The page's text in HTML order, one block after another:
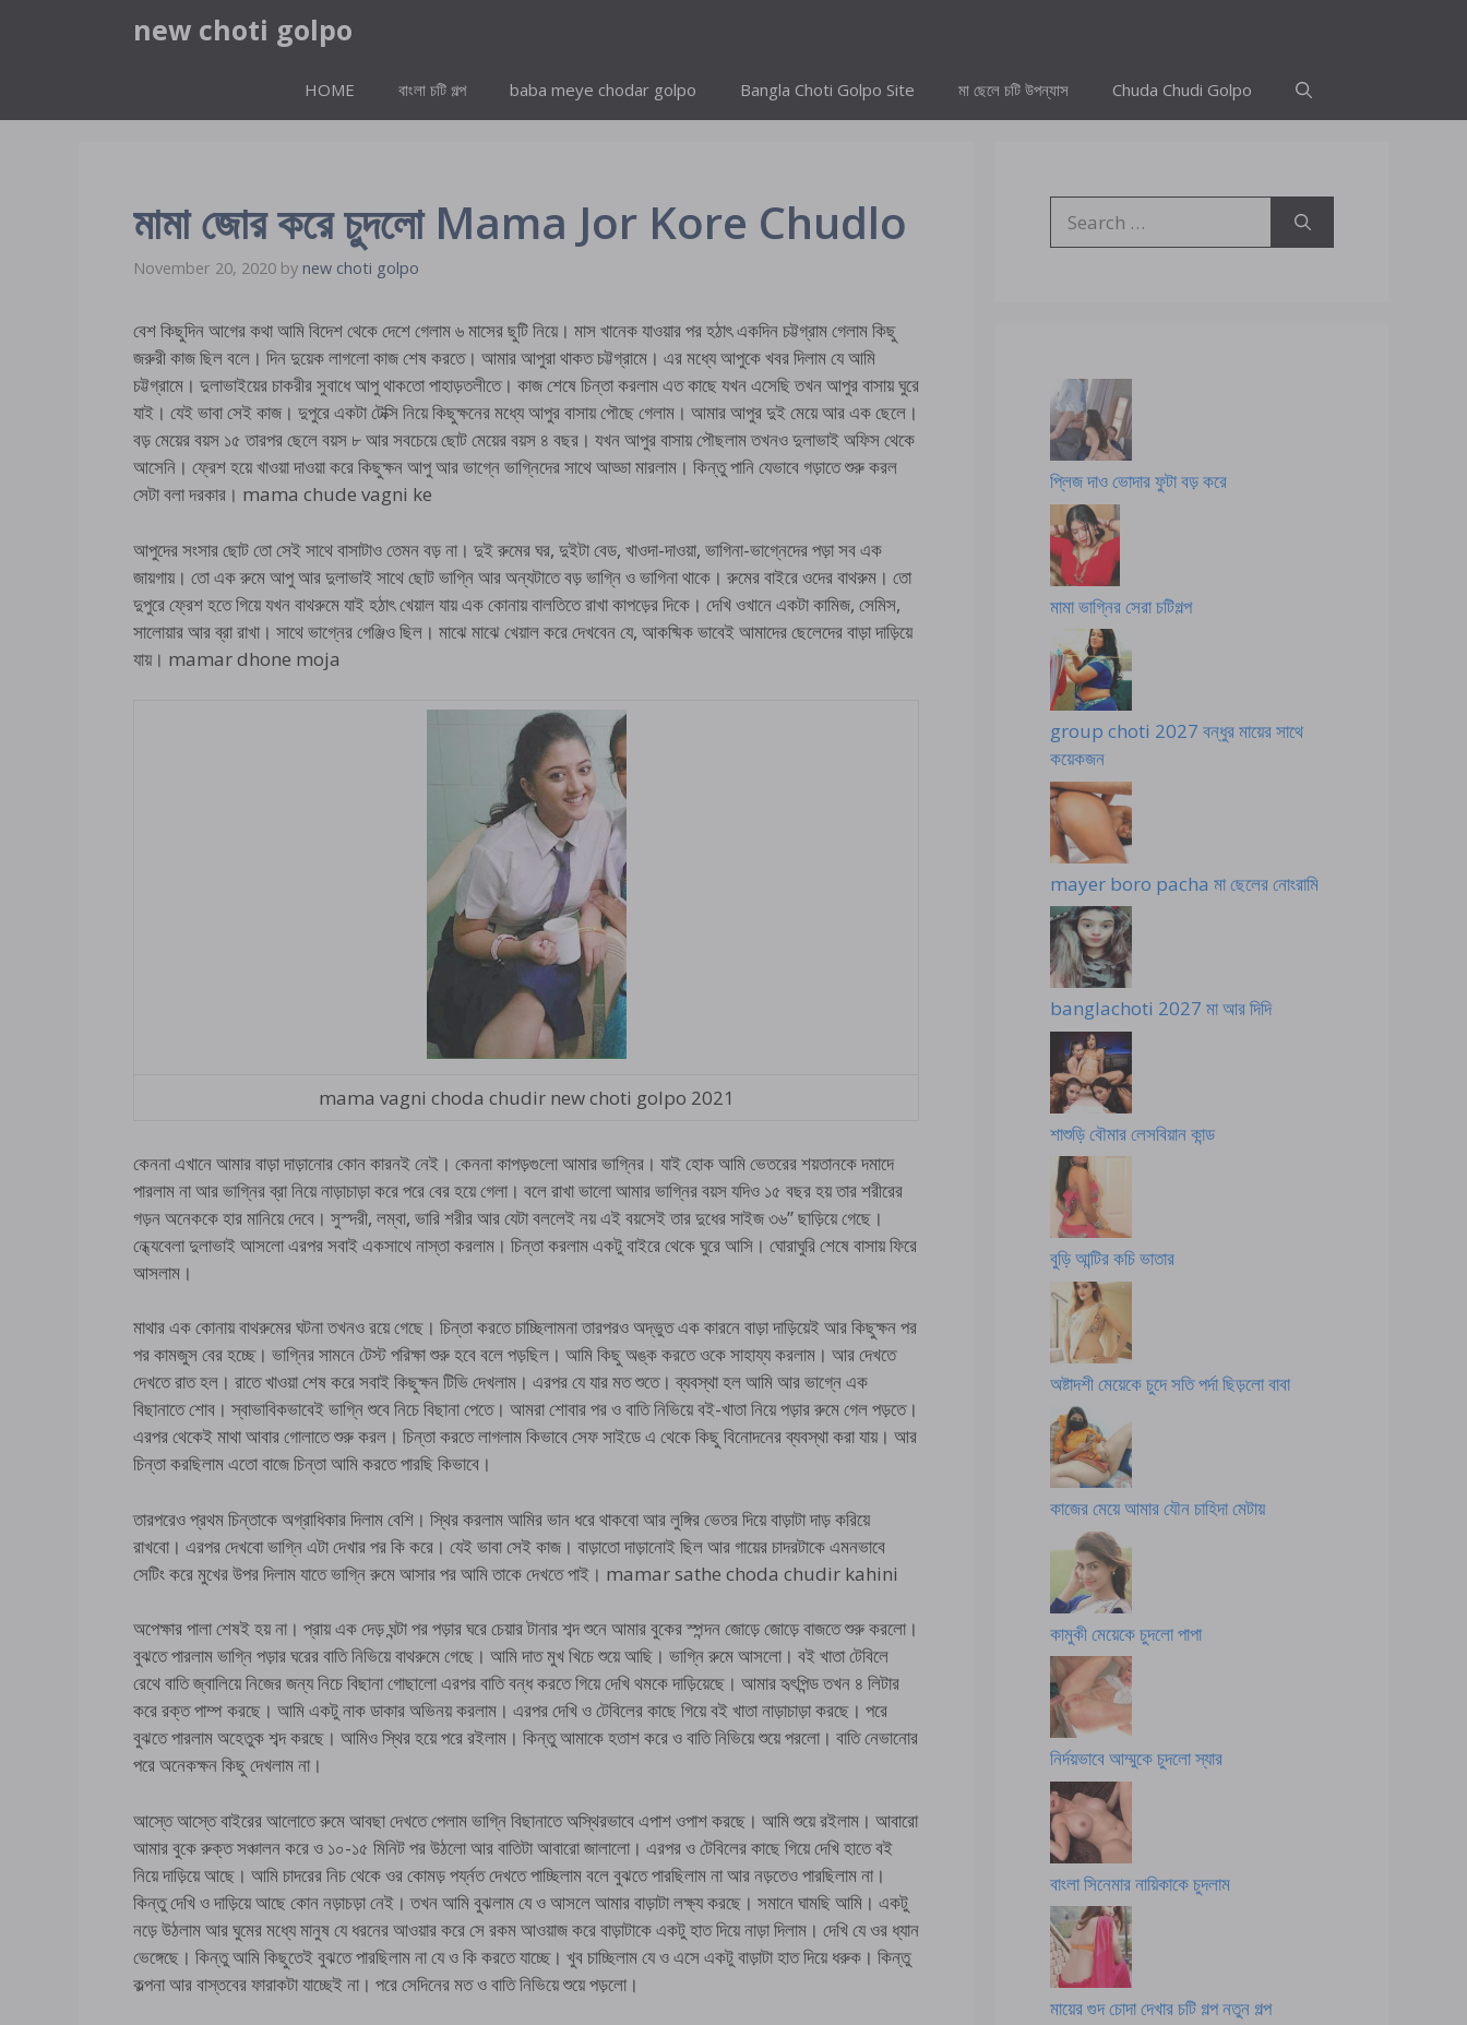
new choti golpo
HOME বাংলা চটি গল্প baba meye chodar golpo Bangla Choti Golpo Site মা ছেলে চটি উপন্যাস Chuda Chudi Golpo
মামা জোর করে চুদলো Mama Jor Kore Chudlo
November 20, 2020 by new choti golpo
বেশ কিছুদিন আগের কথা আমি বিদেশ থেকে দেশে গেলাম ৬ মাসের ছুটি নিয়ে। মাস খানেক যাওয়ার পর হঠাৎ একদিন চট্টগ্রাম গেলাম কিছু
জরুরী কাজ ছিল বলে। দিন দুয়েক লাগলো কাজ শেষ করতে। আমার আপুরা থাকত চট্টগ্রামে। এর মধ্যে আপুকে খবর দিলাম যে আমি
চট্টগ্রামে। দুলাভাইয়ের চাকরীর সুবাধে আপু থাকতো পাহাড়তলীতে। কাজ শেষে চিন্তা করলাম এত কাছে যখন এসেছি তখন আপুর বাসায় ঘুরে
যাই। যেই ভাবা সেই কাজ। দুপুরে একটা টেক্সি নিয়ে কিছুক্ষনের মধ্যে আপুর বাসায় পৌছে গেলাম। আমার আপুর দুই মেয়ে আর এক ছেলে।
বড় মেয়ের বয়স ১৫ তারপর ছেলে বয়স ৮ আর সবচেয়ে ছোট মেয়ের বয়স ৪ বছর। যখন আপুর বাসায় পৌছলাম তখনও দুলাভাই অফিস থেকে
আসেনি। ফ্রেশ হয়ে খাওয়া দাওয়া করে কিছুক্ষন আপু আর ভাগ্নে ভাগ্নিদের সাথে আড্ডা মারলাম। কিন্তু পানি যেভাবে গড়াতে শুরু করল
সেটা বলা দরকার। mama chude vagni ke
আপুদের সংসার ছোট তো সেই সাথে বাসাটাও তেমন বড় না। দুই রুমের ঘর, দুইটা বেড, খাওদা-দাওয়া, ভাগিনা-ভাগ্নেদের পড়া সব এক
জায়গায়। তো এক রুমে আপু আর দুলাভাই সাথে ছোট ভাগ্নি আর অন্যটাতে বড় ভাগ্নি ও ভাগিনা থাকে। রুমের বাইরে ওদের বাথরুম। তো
দুপুরে ফ্রেশ হতে গিয়ে যখন বাথরুমে যাই হঠাৎ খেয়াল যায় এক কোনায় বালতিতে রাখা কাপড়ের দিকে। দেখি ওখানে একটা কামিজ, সেমিস,
সালোয়ার আর ব্রা রাখা। সাথে ভাগ্নের গেঞ্জিও ছিল। মাঝে মাঝে খেয়াল করে দেখবেন যে, আকষ্মিক ভাবেই আমাদের ছেলেদের বাড়া দাড়িয়ে
যায়। mamar dhone moja
mama vagni choda chudir new choti golpo 2021
কেননা এখানে আমার বাড়া দাড়ানোর কোন কারনই নেই। কেননা কাপড়গুলো আমার ভাগ্নির। যাই হোক আমি ভেতরের শয়তানকে দমাদে
পারলাম না আর ভাগ্নির ব্রা নিয়ে নাড়াচাড়া করে পরে বের হয়ে গেলা। বলে রাখা ভালো আমার ভাগ্নির বয়স যদিও ১৫ বছর হয় তার শরীরের
গড়ন অনেককে হার মানিয়ে দেবে। সুস্দরী, লম্বা, ভারি শরীর আর যেটা বললেই নয় এই বয়সেই তার দুধের সাইজ ৩৬” ছাড়িয়ে গেছে।
ন্ধ্যেবেলা দুলাভাই আসলো এরপর সবাই একসাথে নাস্তা করলাম। চিন্তা করলাম একটু বাইরে থেকে ঘুরে আসি। ঘোরাঘুরি শেষে বাসায় ফিরে
আসলাম।
মাথার এক কোনায় বাথরুমের ঘটনা তখনও রয়ে গেছে। চিন্তা করতে চাচ্ছিলামনা তারপরও অদ্ভুত এক কারনে বাড়া দাড়িয়েই আর কিছুক্ষন পর
পর কামজুস বের হচ্ছে। ভাগ্নির সামনে টেস্ট পরিক্ষা শুরু হবে বলে পড়ছিল। আমি কিছু অঙ্ক করতে ওকে সাহায্য করলাম। আর দেখতে
দেখতে রাত হল। রাতে খাওয়া শেষ করে সবাই কিছুক্ষন টিভি দেখলাম। এরপর যে যার মত শুতে। ব্যবস্থা হল আমি আর ভাগ্নে এক
বিছানাতে শোব। স্বাভাবিকভাবেই ভাগ্নি শুবে নিচে বিছানা পেতে। আমরা শোবার পর ও বাতি নিভিয়ে বই-খাতা নিয়ে পড়ার রুমে গেল পড়তে।
এরপর থেকেই মাথা আবার গোলাতে শুরু করল। চিন্তা করতে লাগলাম কিভাবে সেফ সাইডে এ থেকে কিছু বিনোদনের ব্যবস্থা করা যায়। আর
চিন্তা করছিলাম এতো বাজে চিন্তা আমি করতে পারছি কিভাবে।
তারপরেও প্রথম চিন্তাকে অগ্রাধিকার দিলাম বেশি। স্থির করলাম আমির ভান ধরে থাকবো আর লুঙ্গির ভেতর দিয়ে বাড়াটা দাড় করিয়ে
রাখবো। এরপর দেখবো ভাগ্নি এটা দেখার পর কি করে। যেই ভাবা সেই কাজ। বাড়াতো দাড়ানোই ছিল আর গায়ের চাদরটাকে এমনভাবে
সেটিং করে মুখের উপর দিলাম যাতে ভাগ্নি রুমে আসার পর আমি তাকে দেখতে পাই। mamar sathe choda chudir kahini
অপেক্ষার পালা শেষই হয় না। প্রায় এক দেড় ঘন্টা পর পড়ার ঘরে চেয়ার টানার শব্দ শুনে আমার বুকের স্পন্দন জোড়ে জোড়ে বাজতে শুরু করলো।
বুঝতে পারলাম ভাগ্নি পড়ার ঘরের বাতি নিভিয়ে বাথরুমে গেছে। আমি দাত মুখ খিচে শুয়ে আছি। ভাগ্নি রুমে আসলো। বই খাতা টেবিলে
রেথে বাতি জ্বালিয়ে নিজের জন্য নিচে বিছানা গোছালো এরপর বাতি বন্ধ করতে গিয়ে দেখি থমকে দাড়িয়েছে। আমার হৃৎপিন্ড তখন ৪ লিটার
করে রক্ত পাম্প করছে। আমি একটু নাক ডাকার অভিনয় করলাম। এরপর দেখি ও টেবিলের কাছে গিয়ে বই খাতা নাড়াচাড়া করছে। পরে
বুঝতে পারলাম অহেতুক শব্দ করছে। আমিও স্থির হয়ে পরে রইলাম। কিন্তু আমাকে হতাশ করে ও বাতি নিভিয়ে শুয়ে পরলো। বাতি নেভানোর
পরে অনেকক্ষন কিছু দেখলাম না।
আস্তে আস্তে বাইরের আলোতে রুমে আবছা দেখতে পেলাম ভাগ্নি বিছানাতে অস্থিরভাবে এপাশ ওপাশ করছে। আমি শুয়ে রইলাম। আবারো
আমার বুকে রুক্ত সঞ্চালন করে ও ১০-১৫ মিনিট পর উঠলো আর বাতিটা আবারো জালালো। এরপর ও টেবিলের কাছে গিয়ে দেখি হাতে বই
নিয়ে দাড়িয়ে আছে। আমি চাদরের নিচ থেকে ওর কোমড় পর্য্নত দেখতে পাচ্ছিলাম বলে বুঝতে পারছিলাম না আর নড়তেও পারছিলাম না।
কিন্তু দেখি ও দাড়িয়ে আছে কোন নড়াচড়া নেই। তখন আমি বুঝলাম যে ও আসলে আমার বাড়াটা লক্ষ্য করছে। সমানে ঘামছি আমি। একটু
নড়ে উঠলাম আর ঘুমের মধ্যে মানুষ যে ধরনের আওয়ার করে সে রকম আওয়াজ করে বাড়াটাকে একটু হাত দিয়ে নাড়া দিলাম। দেখি যে ওর ধ্যান
ভেঙ্গেছে। কিন্তু আমি কিছুতেই বুঝতে পারছিলাম না যে ও কি করতে যাচ্ছে। খুব চাচ্ছিলাম যে ও এসে একটু বাড়াটা হাত দিয়ে ধরুক। কিন্তু
কল্পনা আর বাস্তবের ফারাকটা যাচ্ছেই না। পরে সেদিনের মত ও বাতি নিভিয়ে শুয়ে পড়লো।
for:
প্লিজ দাও ভোদার ফুটা বড় করে
মামা ভাগ্নির সেরা চটিগল্প
group choti 2027 বন্ধুর মায়ের সাথে
কয়েকজন
mayer boro pacha মা ছেলের নোংরামি
banglachoti 2027 মা আর দিদি
শাশুড়ি বৌমার লেসবিয়ান কান্ড
বুড়ি আন্টির কচি ভাতার
অষ্টাদশী মেয়েকে চুদে সতি পর্দা ছিড়লো বাবা
কাজের মেয়ে আমার যৌন চাহিদা মেটায়
কামুকী মেয়েকে চুদলো পাপা
নির্দয়ভাবে আম্মুকে চুদলো স্যার
বাংলা সিনেমার নায়িকাকে চুদলাম
মায়ের গুদ চোদা দেখার চটি গল্প নতুন গল্প